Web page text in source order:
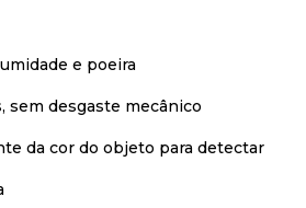
e poeira
sem desgaste mecânico
da cor do objeto para detectar